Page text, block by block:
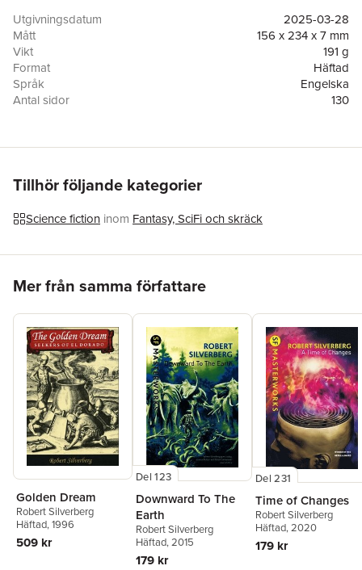
Utgivningsdatum
2025-03-28
Mått
156 x 234 x 7 mm
Vikt
191 g
Format
Häftad
Språk
Engelska
Antal sidor
130
Tillhör följande kategorier
Science fiction inom Fantasy, SciFi och skräck
Mer från samma författare
Golden Dream
Robert Silverberg
Häftad, 1996
509 kr
Del 123
Downward To The
Earth
Robert Silverberg
Häftad, 2015
179 kr
Del 231
Time of Changes
Robert Silverberg
Häftad, 2020
179 kr